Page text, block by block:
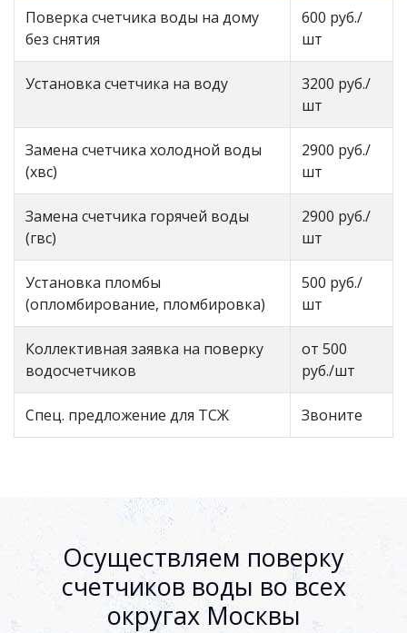
Поверка счетчика воды на дому
без снятия
600 руб./
шт
Установка счетчика на воду
3200 руб./
шт
Замена счетчика холодной воды
(хвс)
2900 руб./
шт
Замена счетчика горячей воды
(гвс)
2900 руб./
шт
Установка пломбы
(опломбирование, пломбировка)
500 руб./
шт
Коллективная заявка на поверку
водосчетчиков
от 500
руб./шт
Спец. предложение для ТСЖ Звоните
Осуществляем поверку
счетчиков воды во всех
округах Москвы